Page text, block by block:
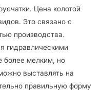
Цена колотой
Это связано с
производства.
гидравлическими
более мелким, но
выставлять на
правильную форму